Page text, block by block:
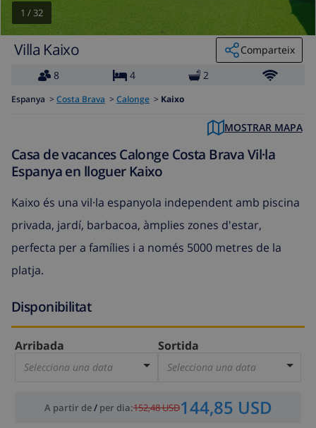
1 /32
Villa Kaixo
Comparteix
8
4 2
Espanya > Costa Brava > Calonge > Kaixo
MOSTRAR MAPA
Casa de vacances Calonge Costa Brava Vil·la
Espanya en lloguer Kaixo
Kaixo és una vil·la espanyola independent amb piscina
privada, jardí, barbacoa, àmplies zones d'estar,
perfecta per a famílies i a només 5000 metres de la
platja.
Disponibilitat
Arribada
Selecciona una data
Sortida
Selecciona una data
A partir de/ per dia:152,48 USD144,85 USD